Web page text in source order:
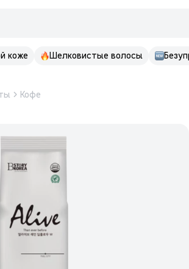
коже Шелковистые волосы
Кофе